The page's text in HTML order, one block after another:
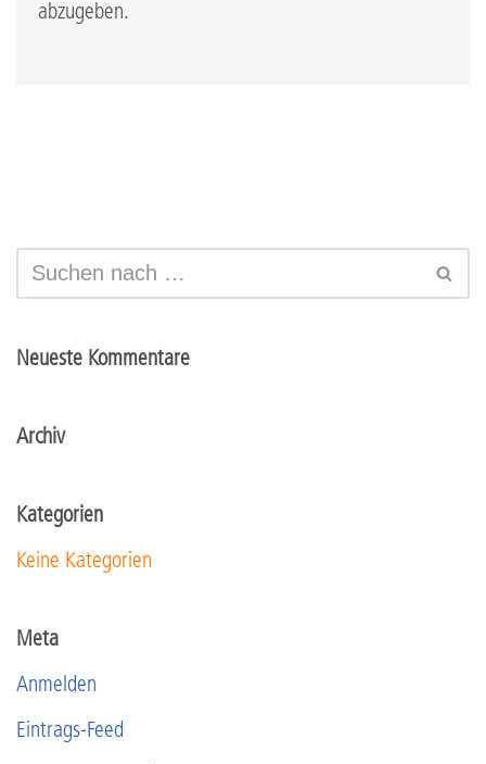
abzugeben.
Neueste Kommentare
Archiv
Kategorien
Keine Kategorien
Meta
Anmelden
Eintrags-Feed